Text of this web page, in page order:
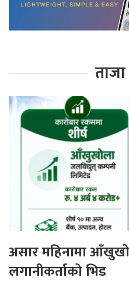
असार महिनामा
लगानीकर्ताको भिड